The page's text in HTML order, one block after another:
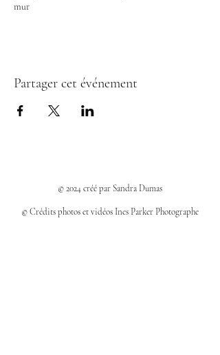
mur
Partager cet événement
© 2024 créé par Sandra Dumas
© Crédits photos et vidéos Ines Parker Photographe